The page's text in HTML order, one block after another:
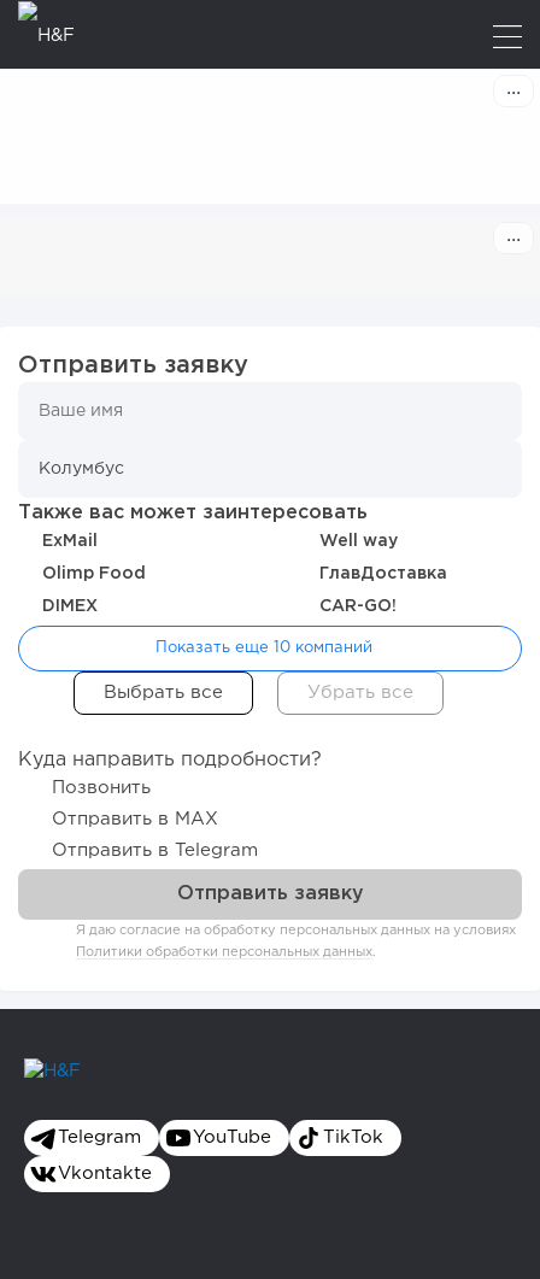
Отправить заявку
Также вас может заинтересовать
ExMail Well way
Olimp Food ГлавДоставка
DIMEX CAR-GO!
Показать еще 10 компаний
Куда направить подробности?
Позвонить
Отправить в MAX
Отправить в Telegram
Я даю согласие на обработку персональных данных на условиях
Политики обработки персональных данных.
Telegram YouTube TikTok
Vkontakte